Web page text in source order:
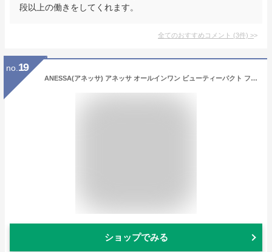
段以上の働きをしてくれます。
全てのおすすめコメント (3件) >
no. 19
ANESSA(アネッサ) アネッサ オールインワン ビューティーパクト ファンデーション シトラスソープの香り 1 やや明るめのオークル
ショップでみる